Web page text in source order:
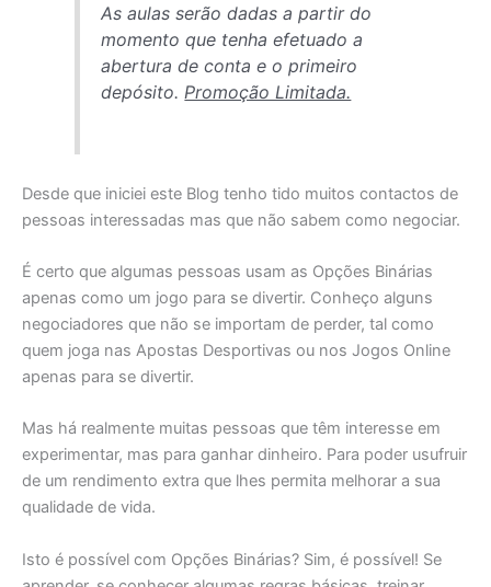
As aulas serão dadas a partir do
momento que tenha efetuado a
abertura de conta e o primeiro
depósito. Promoção Limitada.
Desde que iniciei este Blog tenho tido muitos contactos de
pessoas interessadas mas que não sabem como negociar.
É certo que algumas pessoas usam as Opções Binárias
apenas como um jogo para se divertir. Conheço alguns
negociadores que não se importam de perder, tal como
quem joga nas Apostas Desportivas ou nos Jogos Online
apenas para se divertir.
Mas há realmente muitas pessoas que têm interesse em
experimentar, mas para ganhar dinheiro. Para poder usufruir
de um rendimento extra que lhes permita melhorar a sua
qualidade de vida.
Isto é possível com Opções Binárias? Sim, é possível! Se